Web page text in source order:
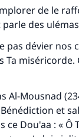
de le
parle des
pas dévier
Ta
Al-Mousnad
et
ce Dou'aa : «